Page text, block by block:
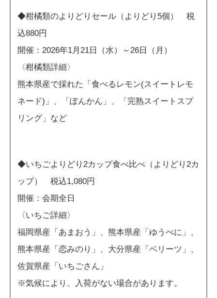
◆柑橘類のよりどりセール（よりどり5個） 税
込880円
開催：2026年1月21日（水）～26日（月）
〈柑橘類詳細〉
熊本県産で採れた「食べるレモン(スイートレモ
ネード)」、「ぽんかん」、「完熟スイートスプ
リング」など
◆いちごよりどり2カップ食べ比べ（よりどり2カ
ップ） 税込1,080円
開催：会期全日
〈いちご詳細〉
福岡県産「あまおう」、熊本県産「ゆうべに」、
熊本県産「恋みのり」、大分県産「ベリーツ」、
佐賀県産「いちごさん」
※気候により、入荷がない場合があります。